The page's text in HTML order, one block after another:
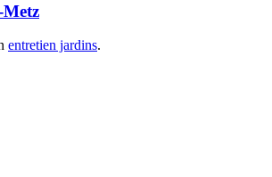
entretien jardins.